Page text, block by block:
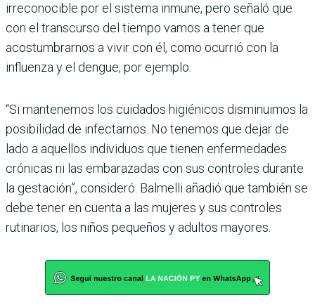
irreconocible por el sistema inmune, pero señaló que
con el transcurso del tiempo vamos a tener que
acostumbrarnos a vivir con él, como ocurrió con la
influenza y el dengue, por ejemplo.
“Si mantenemos los cuidados higiénicos disminuimos la
posibilidad de infectarnos. No tenemos que dejar de
lado a aquellos individuos que tienen enfermedades
crónicas ni las embarazadas con sus controles durante
la gestación”, consideró. Balmelli añadió que también se
debe tener en cuenta a las mujeres y sus controles
rutinarios, los niños pequeños y adultos mayores.